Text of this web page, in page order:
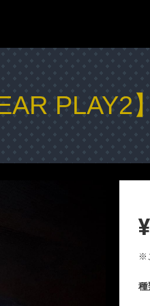
PLAY2
※
種